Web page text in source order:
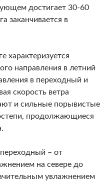
достигает 30-60
заканчивается в
характеризуется
направления в летний
в переходный и
скорость ветра
и сильные порывистые
продолжающиеся
– от
на севере до
увлажнением